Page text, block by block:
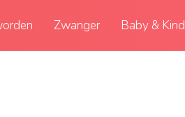
Zwanger Baby & Kind